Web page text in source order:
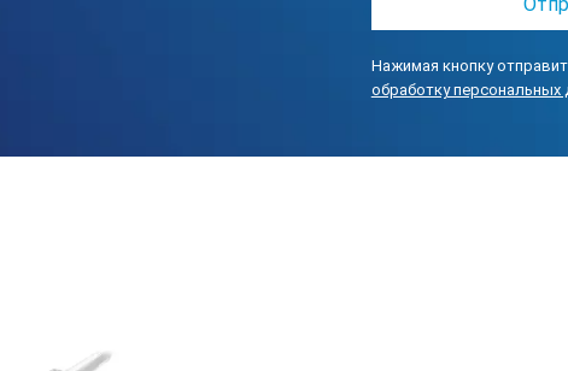
зондомДжойстик, управляемый большим пальцем,
позволяет легко вводить рабочую часть в узкие проходы,
Нажимая кнопку
обработку персональных